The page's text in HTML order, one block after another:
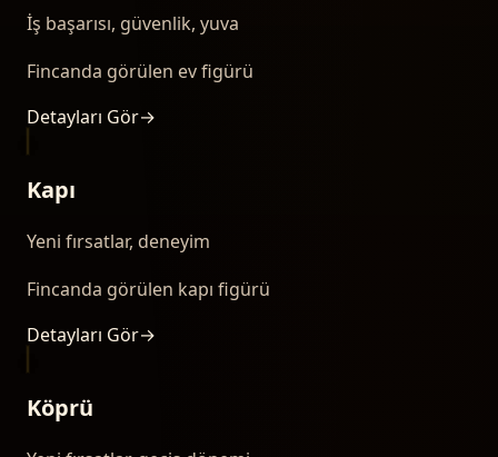
İş başarısı, güvenlik, yuva
Fincanda görülen ev figürü
Detayları Gör→
Kapı
Yeni fırsatlar, deneyim
Fincanda görülen kapı figürü
Detayları Gör→
Köprü